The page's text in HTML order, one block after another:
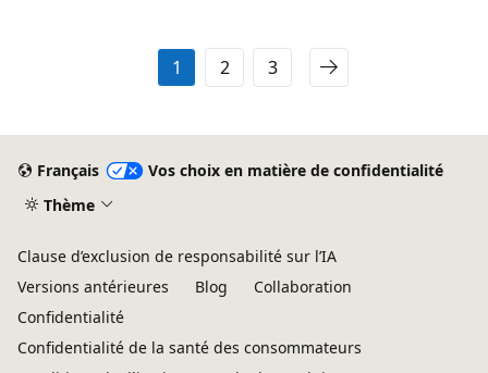
1 2 3
Français
Vos choix en matière de confidentialité
Thème
Clause d’exclusion de responsabilité sur l’IA
Versions antérieures
Blog
Collaboration
Confidentialité
Confidentialité de la santé des consommateurs